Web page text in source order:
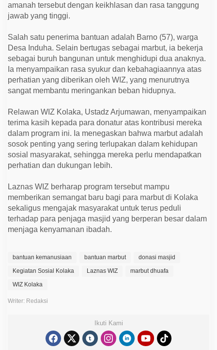
l
amanah tersebut dengan keikhlasan dan rasa tanggung
jawab yang tinggi.
Salah satu penerima bantuan adalah Barno (57), warga
Desa Induha. Selain bertugas sebagai marbut, ia bekerja
sebagai buruh bangunan untuk menghidupi dua anaknya.
Ia menyampaikan rasa syukur dan kebahagiaannya atas
perhatian yang diberikan oleh WIZ, yang menurutnya
sangat membantu meringankan beban hidupnya.
Relawan WIZ Kolaka, Ustadz Arjumawan, menyampaikan
terima kasih kepada para donatur atas kontribusi mereka
dalam program ini. Ia menegaskan bahwa marbut adalah
sosok penting yang sering terlupakan dalam kehidupan
sosial masyarakat, sehingga mereka perlu mendapatkan
perhatian dan dukungan lebih.
Laznas WIZ berharap program tersebut mampu
memberikan semangat baru bagi para marbut di Kolaka
sekaligus mengajak masyarakat untuk terus peduli
terhadap para penjaga masjid yang berperan besar dalam
menjaga kenyamanan ibadah.
bantuan kemanusiaan bantuan marbut
donasi masjid
Kegiatan Sosial Kolaka
Laznas WIZ
marbut dhuafa
WIZ Kolaka
Writer: Redaksi
Ikuti Kami